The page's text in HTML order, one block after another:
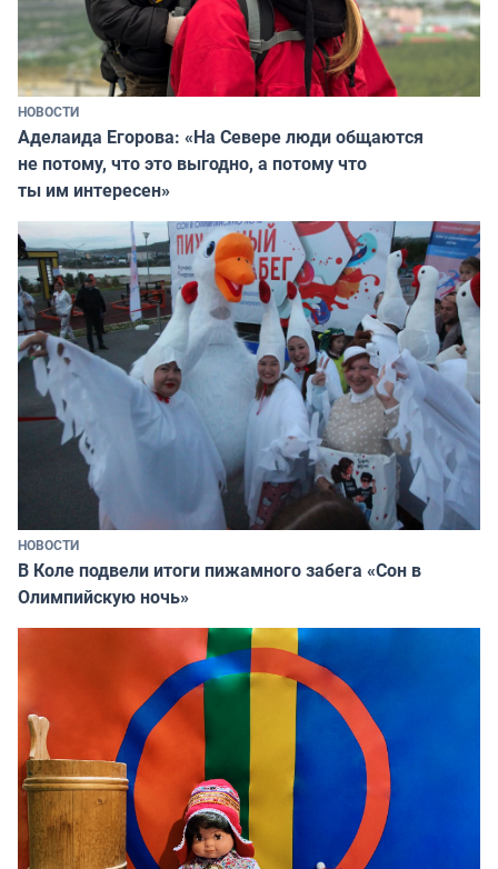
НОВОСТИ
Аделаида Егорова: «На Севере люди общаются
не потому, что это выгодно, а потому что
ты им интересен»
НОВОСТИ
В Коле подвели итоги пижамного забега «Сон в
Олимпийскую ночь»